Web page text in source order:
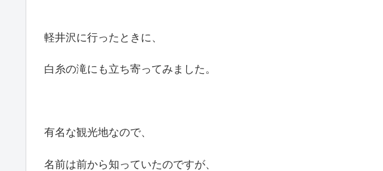
軽井沢に行ったときに、
白糸の滝にも立ち寄ってみました。
有名な観光地なので、
名前は前から知っていたのですが、